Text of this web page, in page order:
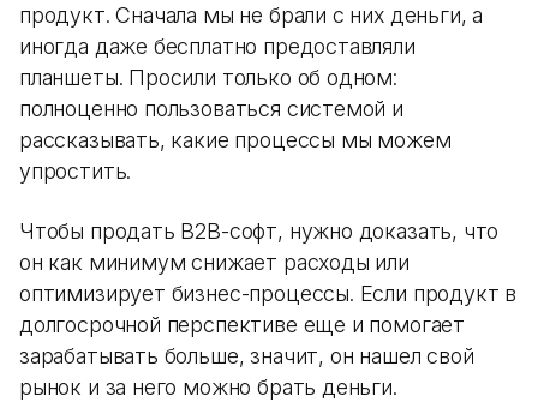
продукт. Сначала мы не брали с них деньги, а
иногда даже бесплатно предоставляли
планшеты. Просили только об одном:
полноценно пользоваться системой и
рассказывать, какие процессы мы можем
упростить.
Чтобы продать B2B-софт, нужно доказать, что
он как минимум снижает расходы или
оптимизирует бизнес-процессы. Если продукт в
долгосрочной перспективе еще и помогает
зарабатывать больше, значит, он нашел свой
рынок и за него можно брать деньги.